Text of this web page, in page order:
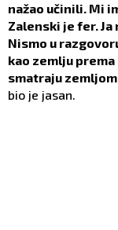
nažao učinili. Mi
Zalenski je fer.
Nismo u
kao zemlju
smatraju
bio je jasan.